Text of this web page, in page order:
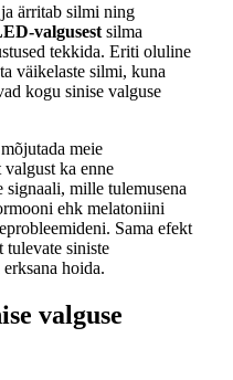
ärritab silmi ning
valgusest silma
tekkida. Eriti oluline
väikelaste silmi, kuna
kogu sinise valguse
meie
ka enne
signaali, mille tulemusena
ehk melatoniini
Sama efekt
tulevate siniste
hoida.
valguse